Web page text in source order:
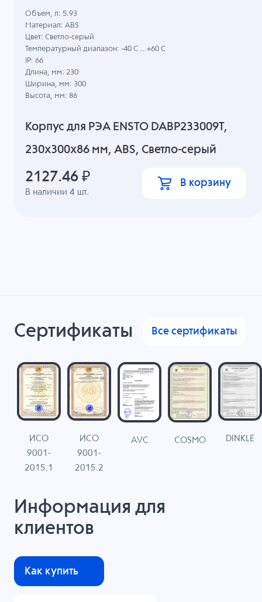
Корпус для РЭА ENSTO DABP233009T,
230x300x86 мм, ABS, Светло-серый
В наличии4 шт.
Объем, л: 5.93
Материал: ABS
Цвет: Светло-серый
Температурный диапазон: -40 C ...+60 C
IP: 66
Длина, мм: 230
Ширина, мм: 300
Высота, мм: 86
2127.46 ₽ В корзину
Сертификаты Все сертификаты
ИСО
9001-
2015.1
ИСО
9001-
2015.2
AVC COSMO DINKLE
Информация для
клиентов
Как купить